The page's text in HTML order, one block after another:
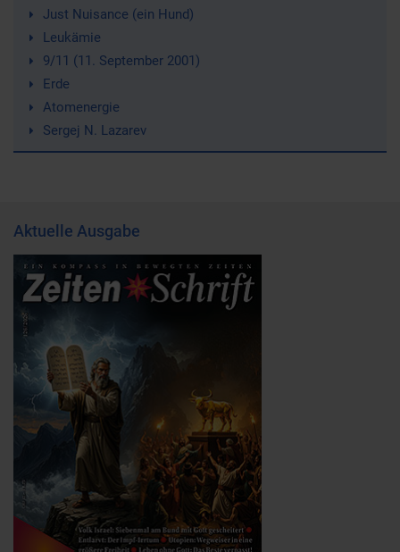
Just Nuisance (ein Hund)
Leukämie
9/11 (11. September 2001)
Erde
Atomenergie
Sergej N. Lazarev
Aktuelle Ausgabe